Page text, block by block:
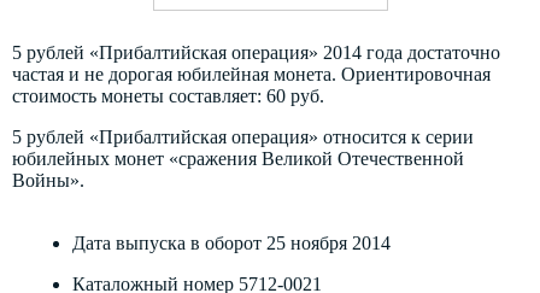
5 рублей «Прибалтийская операция» 2014 года достаточно
частая и не дорогая юбилейная монета. Ориентировочная
стоимость монеты составляет: 60 руб.
5 рублей «Прибалтийская операция» относится к серии
юбилейных монет «сражения Великой Отечественной
Войны».
Дата выпуска в оборот 25 ноября 2014
Каталожный номер 5712-0021